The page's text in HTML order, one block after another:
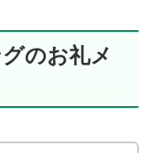
のお礼メ